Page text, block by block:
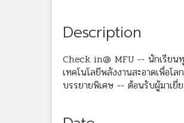
Description
Check in@ MFU -- นักเรีย
เทคโนโลยีพลังงานสะอาดเพื่อ
บรรยายพิเศษ -- ต้อนรับผู้มาเ